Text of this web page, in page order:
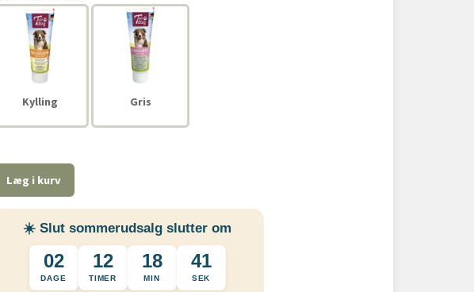
Kylling Gris
Læg i kurv
☀️ Slut sommerudsalg slutter om
02
DAGE
12
TIMER
18
MIN
40
SEK